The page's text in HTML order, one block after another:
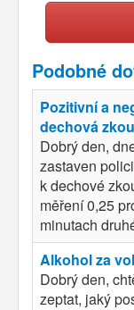
Podobné
Pozitivní a
dechová
Dobrý den,
zastaven
k dechové
měření 0,25
minutach
Alkohol za
Dobrý den,
zeptat, jaký